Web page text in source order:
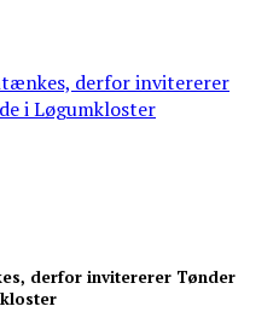
derfor invitererer Tønder